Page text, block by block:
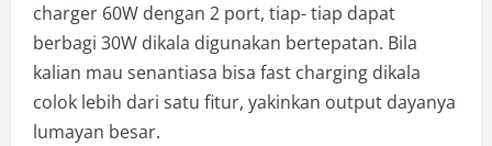
charger 60W dengan 2 port, tiap- tiap dapat
berbagi 30W dikala digunakan bertepatan. Bila
kalian mau senantiasa bisa fast charging dikala
colok lebih dari satu fitur, yakinkan output dayanya
lumayan besar.